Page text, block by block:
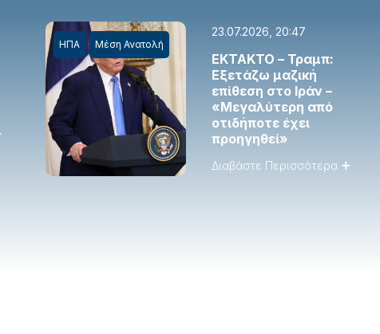
ΗΠΑ Μέση Ανατολή
23.07.2026, 20:47
EKTAKTO – Τραμπ:
Εξετάζω μαζική
επίθεση στο Ιράν –
«Μεγαλύτερη από
οτιδήποτε έχει
προηγηθεί»
Διαβάστε Περισσότερα